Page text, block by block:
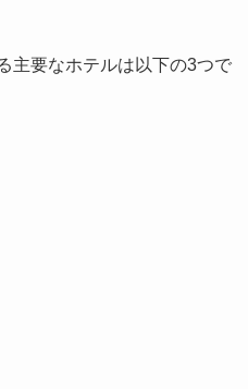
主要なホテルは以下の3つで